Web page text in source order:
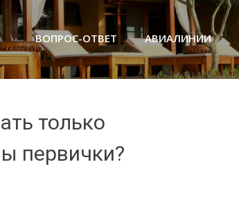
АВИАЛИНИИ
ВОПРОС-ОТВЕТ
только
первички?